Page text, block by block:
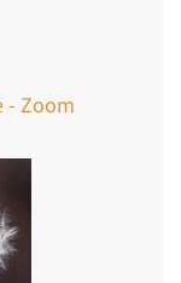
- Zoom